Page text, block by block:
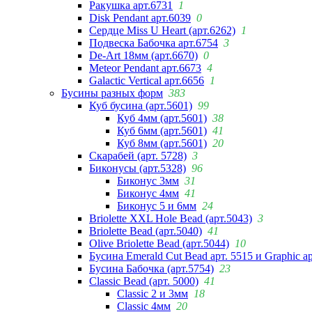
Ракушка арт.6731
1
Disk Pendant арт.6039 0
Сердце Miss U Heart (арт.6262) 1
Подвеска Бабочка арт.6754 3
De-Art 18мм (арт.6670) 0
Meteor Pendant арт.6673 4
Galactic Vertical арт.6656 1
Бусины разных форм 383
Куб бусина (арт.5601) 99
Куб 4мм (арт.5601) 38
Куб 6мм (арт.5601) 41
Куб 8мм (арт.5601) 20
Скарабей (арт. 5728) 3
Биконусы (арт.5328) 96
Биконус 3мм 31
Биконус 4мм 41
Биконус 5 и 6мм 24
Briolette XXL Hole Bead (арт.5043) 3
Briolette Bead (арт.5040) 41
Olive Briolette Bead (арт.5044) 10
Бусина Emerald Cut Bead арт. 5515 и Graphic
Бусина Бабочка (арт.5754) 23
Classic Bead (арт. 5000) 41
Classic 2 и 3мм 18
Classic 4мм 20